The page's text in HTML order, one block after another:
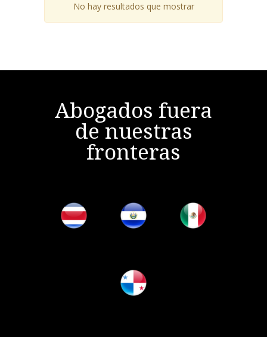
No hay resultados que mostrar
Abogados fuera
de nuestras
fronteras